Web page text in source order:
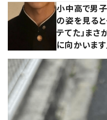
小中高で男
の姿を見る
テてた」まさ
に向かいます